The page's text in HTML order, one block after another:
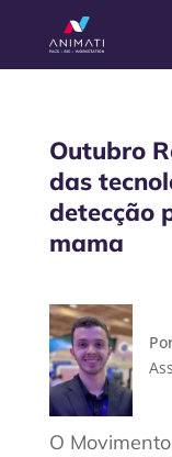
Outubro
das
detecção
mama
O